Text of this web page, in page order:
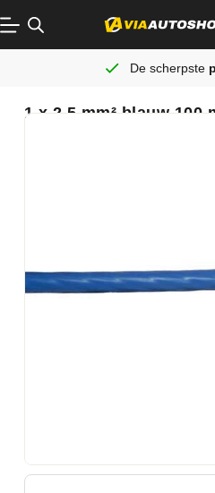
De scherpste
1 x 2,5 mm² blauw 100